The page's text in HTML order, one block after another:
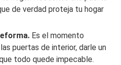
de verdad proteja tu hogar
Es el momento
puertas de interior, darle un
todo quede impecable.